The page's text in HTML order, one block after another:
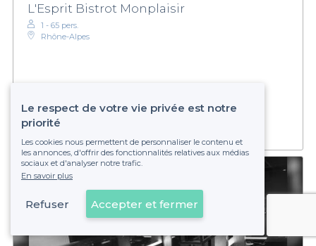
L'Esprit Bistrot Monplaisir
1 - 65 pers.
Rhône-Alpes
Voir sur la carte
Le respect de votre vie privée est notre
priorité
Les cookies nous permettent de personnaliser le contenu et
les annonces, d'offrir des fonctionnalités relatives aux médias
sociaux et d'analyser notre trafic.
En savoir plus
Refuser Accepter et fermer